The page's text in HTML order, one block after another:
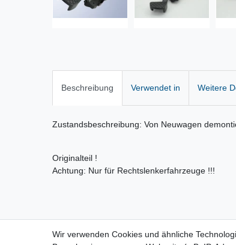
Beschreibung Verwendet in Weitere
Zustandsbeschreibung: Von Neuwagen
Originalteil !
Achtung: Nur für Rechtslenkerfahrzeuge !!!
Wir verwenden Cookies und ähnliche